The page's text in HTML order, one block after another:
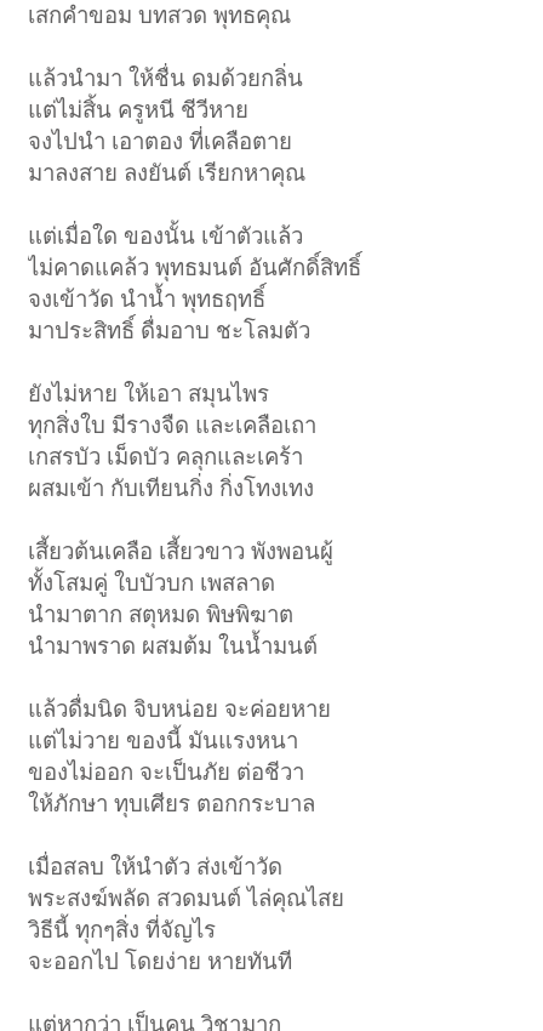
เสกคำขอม บทสวด พุทธคุณ
แล้วนำมา ให้ชื่น ดมด้วยกลิ่น
แต่ไม่สิ้น ครูหนี ชีวีหาย
จงไปนำ เอาตอง ที่เคลือตาย
มาลงสาย ลงยันต์ เรียกหาคุณ
แต่เมื่อใด ของนั้น เข้าตัวแล้ว
ไม่คาดแคล้ว พุทธมนต์ อันศักดิ์สิทธิ์
จงเข้าวัด นำน้ำ พุทธฤทธิ์
มาประสิทธิ์ ดื่มอาบ ชะโลมตัว
ยังไม่หาย ให้เอา สมุนไพร
ทุกสิ่งใบ มีรางจืด และเคลือเถา
เกสรบัว เม็ดบัว คลุกและเคร้า
ผสมเข้า กับเทียนกิ่ง กิ่งโทงเทง
เสี้ยวต้นเคลือ เสี้ยวขาว พังพอนผู้
ทั้งโสมคู่ ใบบัวบก เพสลาด
นำมาตาก สตุหมด พิษพิฆาต
นำมาพราด ผสมต้ม ในน้ำมนต์
แล้วดื่มนิด จิบหน่อย จะค่อยหาย
แต่ไม่วาย ของนี้ มันแรงหนา
ของไม่ออก จะเป็นภัย ต่อชีวา
ให้ภักษา ทุบเศียร ตอกกระบาล
เมื่อสลบ ให้นำตัว ส่งเข้าวัด
พระสงฆ์พลัด สวดมนต์ ไล่คุณไสย
วิธีนี้ ทุกๆสิ่ง ที่จัญไร
จะออกไป โดยง่าย หายทันที
แต่หากว่า เป็นคน วิชามาก